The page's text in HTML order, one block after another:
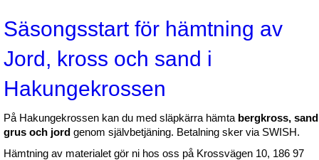
Säsongsstart för hämtning av
Jord, kross och sand i
Hakungekrossen
På Hakungekrossen kan du med släpkärra hämta bergkross,
grus och jord genom självbetjäning. Betalning sker via SWISH.
Hämtning av materialet gör ni hos oss på Krossvägen 10, 186 97